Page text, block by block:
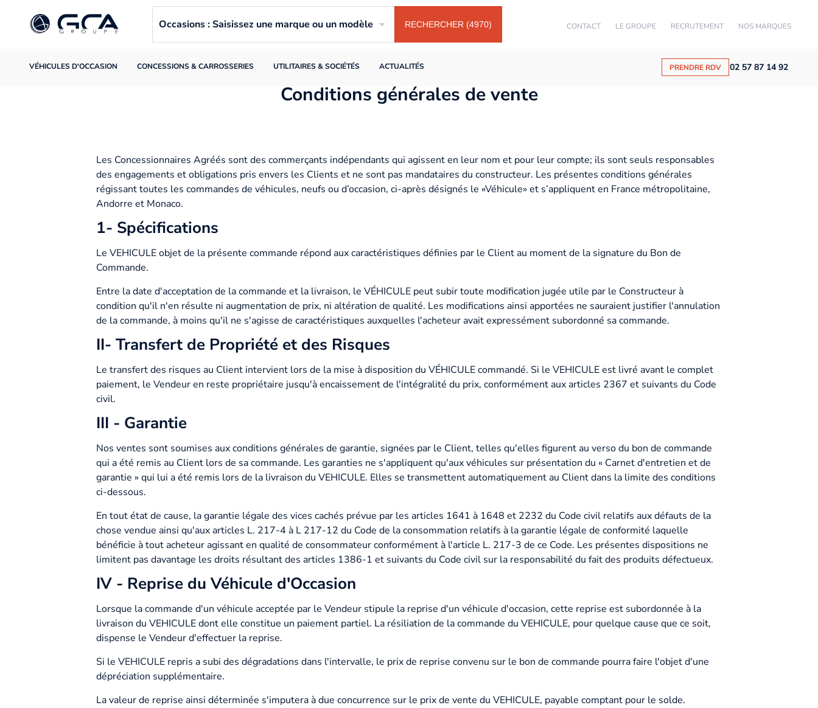
CONTACT LE GROUPE RECRUTEMENT NOS MARQUES
VÉHICULES D'OCCASION CONCESSIONS & CARROSSERIES UTILITAIRES & SOCIÉTÉS ACTUALITÉS PRENDRE RDV 02 57 87 14 92
Occasions : Saisissez une marque ou un modèle RECHERCHER (4970)
Conditions générales de vente
Les Concessionnaires Agréés sont des commerçants indépendants qui agissent en leur nom et pour leur compte; ils sont seuls responsables
des engagements et obligations pris envers les Clients et ne sont pas mandataires du constructeur. Les présentes conditions générales
régissant toutes les commandes de véhicules, neufs ou d’occasion, ci-après désignés le «Véhicule» et s’appliquent en France métropolitaine,
Andorre et Monaco.
1- Spécifications
Le VEHICULE objet de la présente commande répond aux caractéristiques définies par le Client au moment de la signature du Bon de
Commande.
Entre la date d'acceptation de la commande et la livraison, le VÉHICULE peut subir toute modification jugée utile par le Constructeur à
condition qu'il n'en résulte ni augmentation de prix, ni altération de qualité. Les modifications ainsi apportées ne sauraient justifier l'annulation
de la commande, à moins qu'il ne s'agisse de caractéristiques auxquelles l'acheteur avait expressément subordonné sa commande.
II- Transfert de Propriété et des Risques
Le transfert des risques au Client intervient lors de la mise à disposition du VÉHICULE commandé. Si le VEHICULE est livré avant le complet
paiement, le Vendeur en reste propriétaire jusqu'à encaissement de l'intégralité du prix, conformément aux articles 2367 et suivants du Code
civil.
III - Garantie
Nos ventes sont soumises aux conditions générales de garantie, signées par le Client, telles qu'elles figurent au verso du bon de commande
qui a été remis au Client lors de sa commande. Les garanties ne s'appliquent qu'aux véhicules sur présentation du « Carnet d'entretien et de
garantie » qui lui a été remis lors de la livraison du VEHICULE. Elles se transmettent automatiquement au Client dans la limite des conditions
ci-dessous.
En tout état de cause, la garantie légale des vices cachés prévue par les articles 1641 à 1648 et 2232 du Code civil relatifs aux défauts de la
chose vendue ainsi qu'aux articles L. 217-4 à L 217-12 du Code de la consommation relatifs à la garantie légale de conformité laquelle
bénéficie à tout acheteur agissant en qualité de consommateur conformément à l'article L. 217-3 de ce Code. Les présentes dispositions ne
limitent pas davantage les droits résultant des articles 1386-1 et suivants du Code civil sur la responsabilité du fait des produits défectueux.
IV - Reprise du Véhicule d'Occasion
Lorsque la commande d'un véhicule acceptée par le Vendeur stipule la reprise d'un véhicule d'occasion, cette reprise est subordonnée à la
livraison du VEHICULE dont elle constitue un paiement partiel. La résiliation de la commande du VEHICULE, pour quelque cause que ce soit,
dispense le Vendeur d'effectuer la reprise.
Si le VEHICULE repris a subi des dégradations dans l'intervalle, le prix de reprise convenu sur le bon de commande pourra faire l'objet d'une
dépréciation supplémentaire.
La valeur de reprise ainsi déterminée s'imputera à due concurrence sur le prix de vente du VEHICULE, payable comptant pour le solde.